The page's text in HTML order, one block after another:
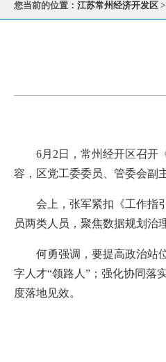
您当前的位置： 江苏常州经济开发区 >
6月2日，常州经开区召开
容，区党工委委员、管委会副
会上，张军紧扣《工作指
员两类人员，聚焦数据规划治
何勇强调，要提高政治站
字人才“领路人”；强化协同落
度落地见效。